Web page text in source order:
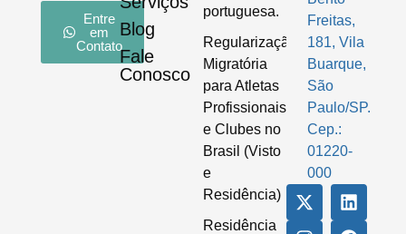
Entre
em
Contato
Blog
Fale
Conosco
portuguesa.
Regularização
Migratória
para Atletas
Profissionais
e Clubes no
Brasil (Visto
e
Residência)
Residência
Freitas,
181, Vila
Buarque,
São
Paulo/SP.
Cep.:
01220-
000